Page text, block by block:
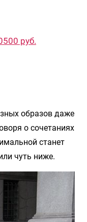
руб.
образов даже
о сочетаниях
станет
чуть ниже.